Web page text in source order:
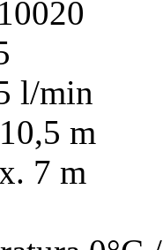
l/min
m
7 m